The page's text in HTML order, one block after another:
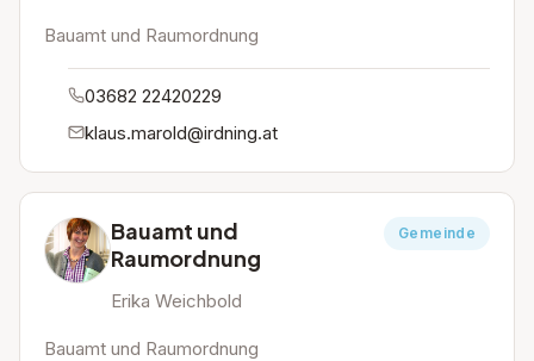
Bauamt und Raumordnung
03682 22420229
klaus.marold@irdning.at
Bauamt und
Raumordnung
Erika Weichbold
Gemeinde
Bauamt und Raumordnung